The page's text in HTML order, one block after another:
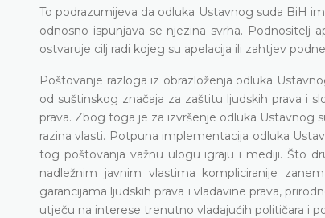
To podrazumijeva da odluka Ustavnog suda BiH
odnosno ispunjava se njezina svrha. Podnositelj
ostvaruje cilj radi kojeg su apelacija ili zahtjev
Poštovanje razloga iz obrazloženja odluka
od suštinskog značaja za zaštitu ljudskih prava i
prava. Zbog toga je za izvršenje odluka
razina vlasti. Potpuna implementacija odluka
tog poštovanja važnu ulogu igraju i mediji. Što
nadležnim javnim vlastima kompliciranije
garancijama ljudskih prava i vladavine prava,
utječu na interese trenutno vladajućih političara i